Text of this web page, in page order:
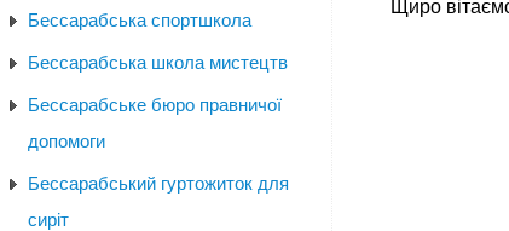
Щиро
Бессарабська спортшкола
Бессарабська школа мистецтв
Бессарабське бюро правничої
допомоги
Бессарабський гуртожиток для
сиріт